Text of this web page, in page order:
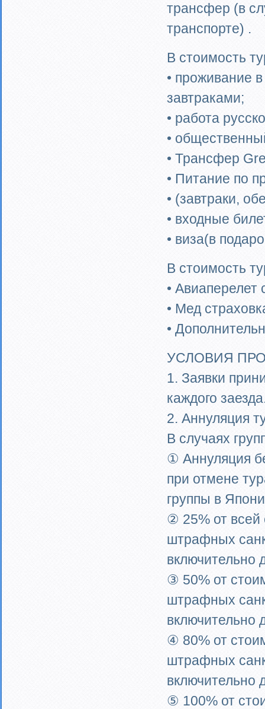
трансфер (в
транспорте) .
В стоимость
• проживание
завтраками;
• работа
•
• Трансфер
• Питание по
• (завтраки,
• входные
• виза(в
В стоимость
• Авиаперелет
• Мед
•
УСЛОВИЯ
1. Заявки
каждого
2. Аннуляция
В случаях
① Аннуляция
при отмене
группы в
② 25% от всей
штрафных
включительно
③ 50% от
штрафных
включительно
④ 80% от
штрафных
включительно
⑤ 100% от